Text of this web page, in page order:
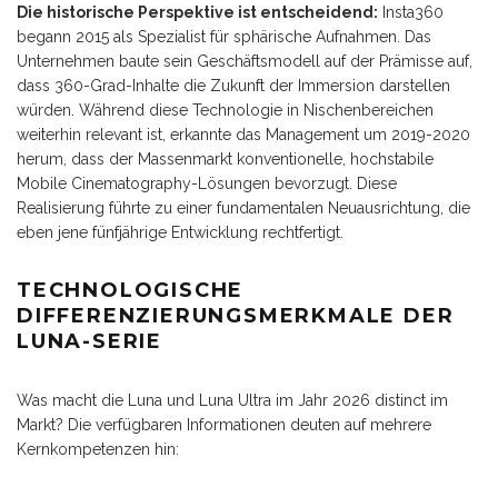
Die historische Perspektive ist entscheidend: Insta360
begann 2015 als Spezialist für sphärische Aufnahmen. Das
Unternehmen baute sein Geschäftsmodell auf der Prämisse auf,
dass 360-Grad-Inhalte die Zukunft der Immersion darstellen
würden. Während diese Technologie in Nischenbereichen
weiterhin relevant ist, erkannte das Management um 2019-2020
herum, dass der Massenmarkt konventionelle, hochstabile
Mobile Cinematography-Lösungen bevorzugt. Diese
Realisierung führte zu einer fundamentalen Neuausrichtung, die
eben jene fünfjährige Entwicklung rechtfertigt.
TECHNOLOGISCHE
DIFFERENZIERUNGSMERKMALE DER
LUNA-SERIE
Was macht die Luna und Luna Ultra im Jahr 2026 distinct im
Markt? Die verfügbaren Informationen deuten auf mehrere
Kernkompetenzen hin: